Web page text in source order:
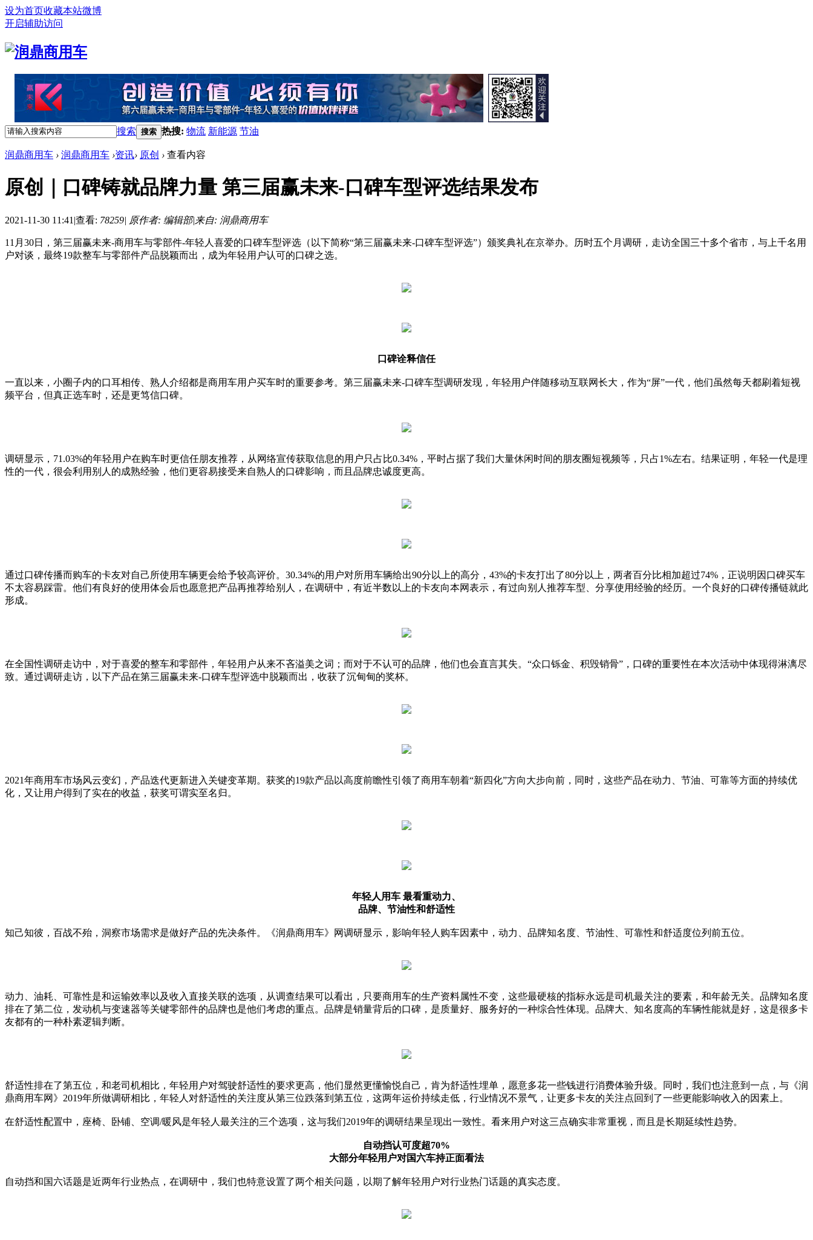
设为首页收藏本站微博
开启辅助访问
搜索 搜索 热搜: 物流 新能源 节油
润鼎商用车 › 润鼎商用车 ›资讯› 原创 › 查看内容
原创｜口碑铸就品牌力量 第三届赢未来-口碑车型评选结果发布
2021-11-30 11:41 |查看: 78259| 原作者: 编辑部|来自: 润鼎商用车
11月30日，第三届赢未来-商用车与零部件-年轻人喜爱的口碑车型评选（以下简称“第三届赢未来-口碑车型评选”）颁奖典礼在京举办。历时五个月调研，走访全国三十多个省市，与上千名用
户对谈，最终19款整车与零部件产品脱颖而出，成为年轻用户认可的口碑之选。
口碑诠释信任
一直以来，小圈子内的口耳相传、熟人介绍都是商用车用户买车时的重要参考。第三届赢未来-口碑车型调研发现，年轻用户伴随移动互联网长大，作为“屏”一代，他们虽然每天都刷着短视
频平台，但真正选车时，还是更笃信口碑。
调研显示，71.03%的年轻用户在购车时更信任朋友推荐，从网络宣传获取信息的用户只占比0.34%，平时占据了我们大量休闲时间的朋友圈短视频等，只占1%左右。结果证明，年轻一代是理
性的一代，很会利用别人的成熟经验，他们更容易接受来自熟人的口碑影响，而且品牌忠诚度更高。
通过口碑传播而购车的卡友对自己所使用车辆更会给予较高评价。30.34%的用户对所用车辆给出90分以上的高分，43%的卡友打出了80分以上，两者百分比相加超过74%，正说明因口碑买车
不太容易踩雷。他们有良好的使用体会后也愿意把产品再推荐给别人，在调研中，有近半数以上的卡友向本网表示，有过向别人推荐车型、分享使用经验的经历。一个良好的口碑传播链就此
形成。
在全国性调研走访中，对于喜爱的整车和零部件，年轻用户从来不吝溢美之词；而对于不认可的品牌，他们也会直言其失。“众口铄金、积毁销骨”，口碑的重要性在本次活动中体现得淋漓尽
致。通过调研走访，以下产品在第三届赢未来-口碑车型评选中脱颖而出，收获了沉甸甸的奖杯。
2021年商用车市场风云变幻，产品迭代更新进入关键变革期。获奖的19款产品以高度前瞻性引领了商用车朝着“新四化”方向大步向前，同时，这些产品在动力、节油、可靠等方面的持续优
化，又让用户得到了实在的收益，获奖可谓实至名归。
年轻人用车 最看重动力、
品牌、节油性和舒适性
知己知彼，百战不殆，洞察市场需求是做好产品的先决条件。《润鼎商用车》网调研显示，影响年轻人购车因素中，动力、品牌知名度、节油性、可靠性和舒适度位列前五位。
动力、油耗、可靠性是和运输效率以及收入直接关联的选项，从调查结果可以看出，只要商用车的生产资料属性不变，这些最硬核的指标永远是司机最关注的要素，和年龄无关。品牌知名度
排在了第二位，发动机与变速器等关键零部件的品牌也是他们考虑的重点。品牌是销量背后的口碑，是质量好、服务好的一种综合性体现。品牌大、知名度高的车辆性能就是好，这是很多卡
友都有的一种朴素逻辑判断。
舒适性排在了第五位，和老司机相比，年轻用户对驾驶舒适性的要求更高，他们显然更懂愉悦自己，肯为舒适性埋单，愿意多花一些钱进行消费体验升级。同时，我们也注意到一点，与《润
鼎商用车网》2019年所做调研相比，年轻人对舒适性的关注度从第三位跌落到第五位，这两年运价持续走低，行业情况不景气，让更多卡友的关注点回到了一些更能影响收入的因素上。
在舒适性配置中，座椅、卧铺、空调/暖风是年轻人最关注的三个选项，这与我们2019年的调研结果呈现出一致性。看来用户对这三点确实非常重视，而且是长期延续性趋势。
自动挡认可度超70%
大部分年轻用户对国六车持正面看法
自动挡和国六话题是近两年行业热点，在调研中，我们也特意设置了两个相关问题，以期了解年轻用户对行业热门话题的真实态度。